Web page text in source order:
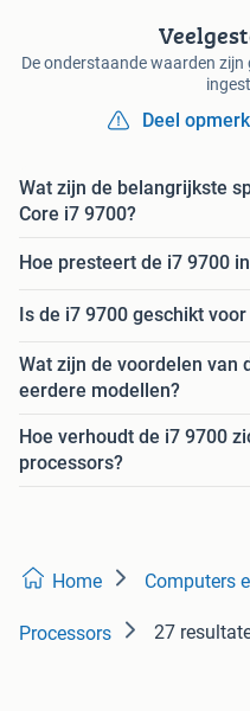
De onderstaande waarden
Deel
Wat zijn de belangrijkste
Core i7 9700?
Hoe presteert de i7 9700
Is de i7 9700 geschikt
Wat zijn de voordelen van
eerdere modellen?
Hoe verhoudt de i7 9700
processors?
Home Computers
Processors 27